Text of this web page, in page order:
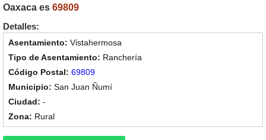
Oaxaca es 69809
Detalles:
Vistahermosa
Ranchería
69809
San Juan Ñumí
-
Rural